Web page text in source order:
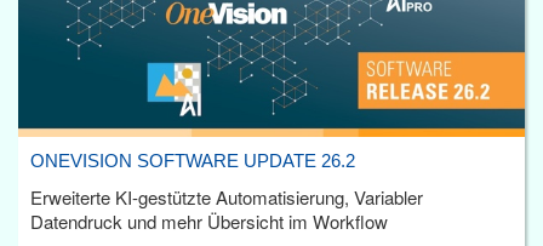
ONEVISION SOFTWARE UPDATE 26.2
Erweiterte KI-gestützte Automatisierung, Variabler
Datendruck und mehr Übersicht im Workflow